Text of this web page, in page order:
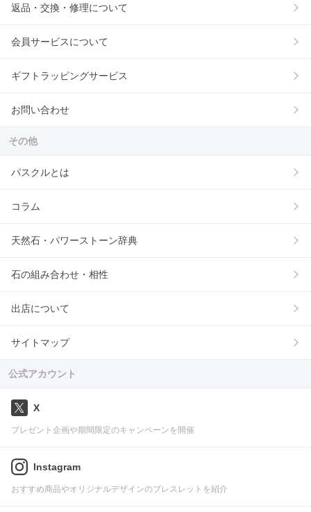
返品・交換・修理について
会員サービスについて
ギフトラッピングサービス
お問い合わせ
その他
パスクルとは
コラム
天然石・パワーストーン辞典
石の組み合わせ・相性
出店について
サイトマップ
公式アカウント
X
プレゼント企画や期間限定のキャンペーンを開催
Instagram
おすすめ商品やオリジナルデザインのブレスレットを紹介